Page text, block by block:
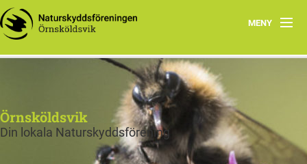
MENY
Aktuellt
Våra arbetsgrupper
Natursnokarna
Program 2026
Örnsköldsvik
Din lokala Naturskyddsförening